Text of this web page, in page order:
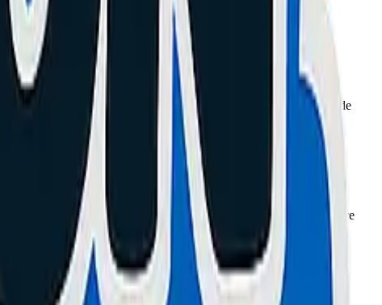
gonfle et dégage des gaz toxiques. Elle risque de prendre feu ou de
minutes.
rapide 45W, et surtout, l'assurance de ne pas endommager votre